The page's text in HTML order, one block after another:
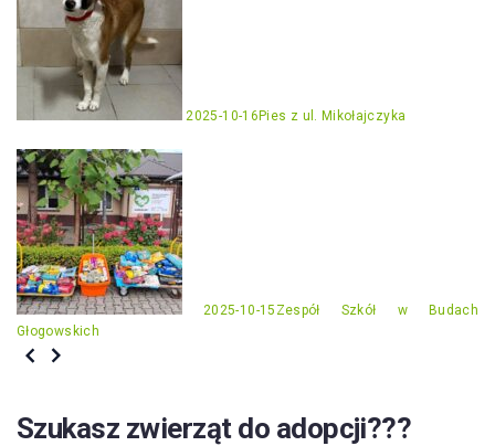
2025-10-16 Pies z ul. Mikołajczyka
2025-10-15 Zespół Szkół w Budach
Głogowskich
Szukasz zwierząt do adopcji???